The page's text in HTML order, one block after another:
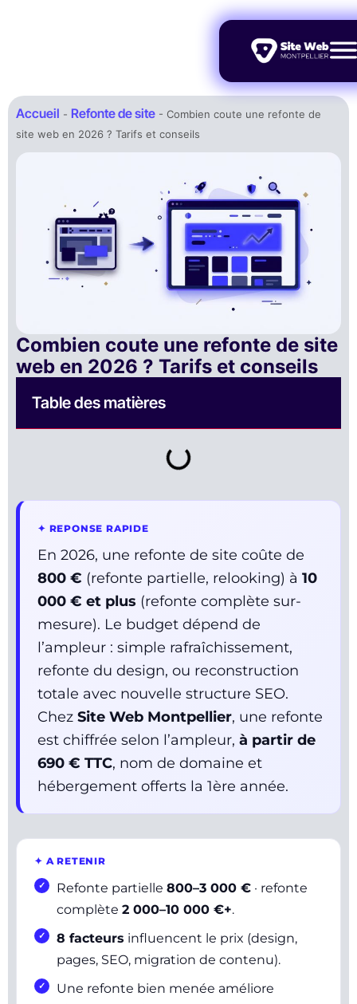
Accueil - Refonte de site - Combien coute une refonte de
site web en 2026 ? Tarifs et conseils
Combien coute une refonte de site
web en 2026 ? Tarifs et conseils
Table des matières
✦ REPONSE RAPIDE
En 2026, une refonte de site coûte de
800 € (refonte partielle, relooking) à 10
000 € et plus (refonte complète sur-
mesure). Le budget dépend de
l’ampleur : simple rafraîchissement,
refonte du design, ou reconstruction
totale avec nouvelle structure SEO.
Chez Site Web Montpellier, une refonte
est chiffrée selon l’ampleur, à partir de
690 € TTC, nom de domaine et
hébergement offerts la 1ère année.
✦ A RETENIR
Refonte partielle 800–3 000 € · refonte
complète 2 000–10 000 €+.
8 facteurs influencent le prix (design,
pages, SEO, migration de contenu).
Une refonte bien menée améliore